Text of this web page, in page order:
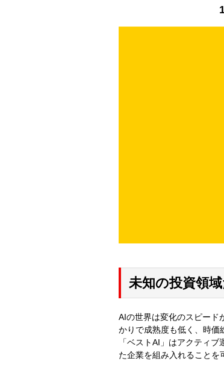
未知の投資領
AIの世界は変化のスピード
かりで成熟度も低く、時価
「ベストAI」はアクティ
た企業を組み入れることを